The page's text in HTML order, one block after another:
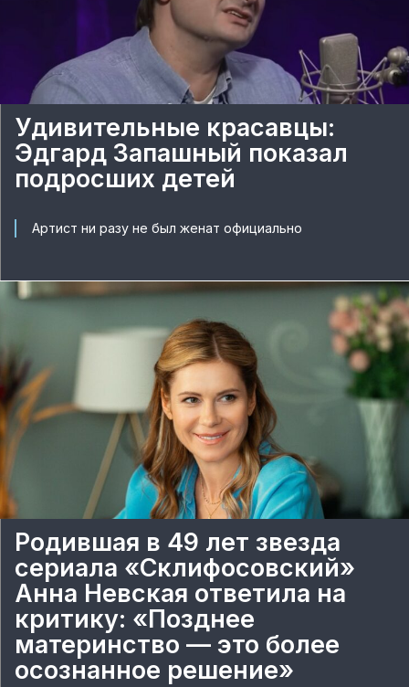
Удивительные красавцы:
Эдгард Запашный показал
подросших детей
Артист ни разу не был женат официально
Родившая в 49 лет звезда
сериала «Склифосовский»
Анна Невская ответила на
критику: «Позднее
материнство — это более
осознанное решение»